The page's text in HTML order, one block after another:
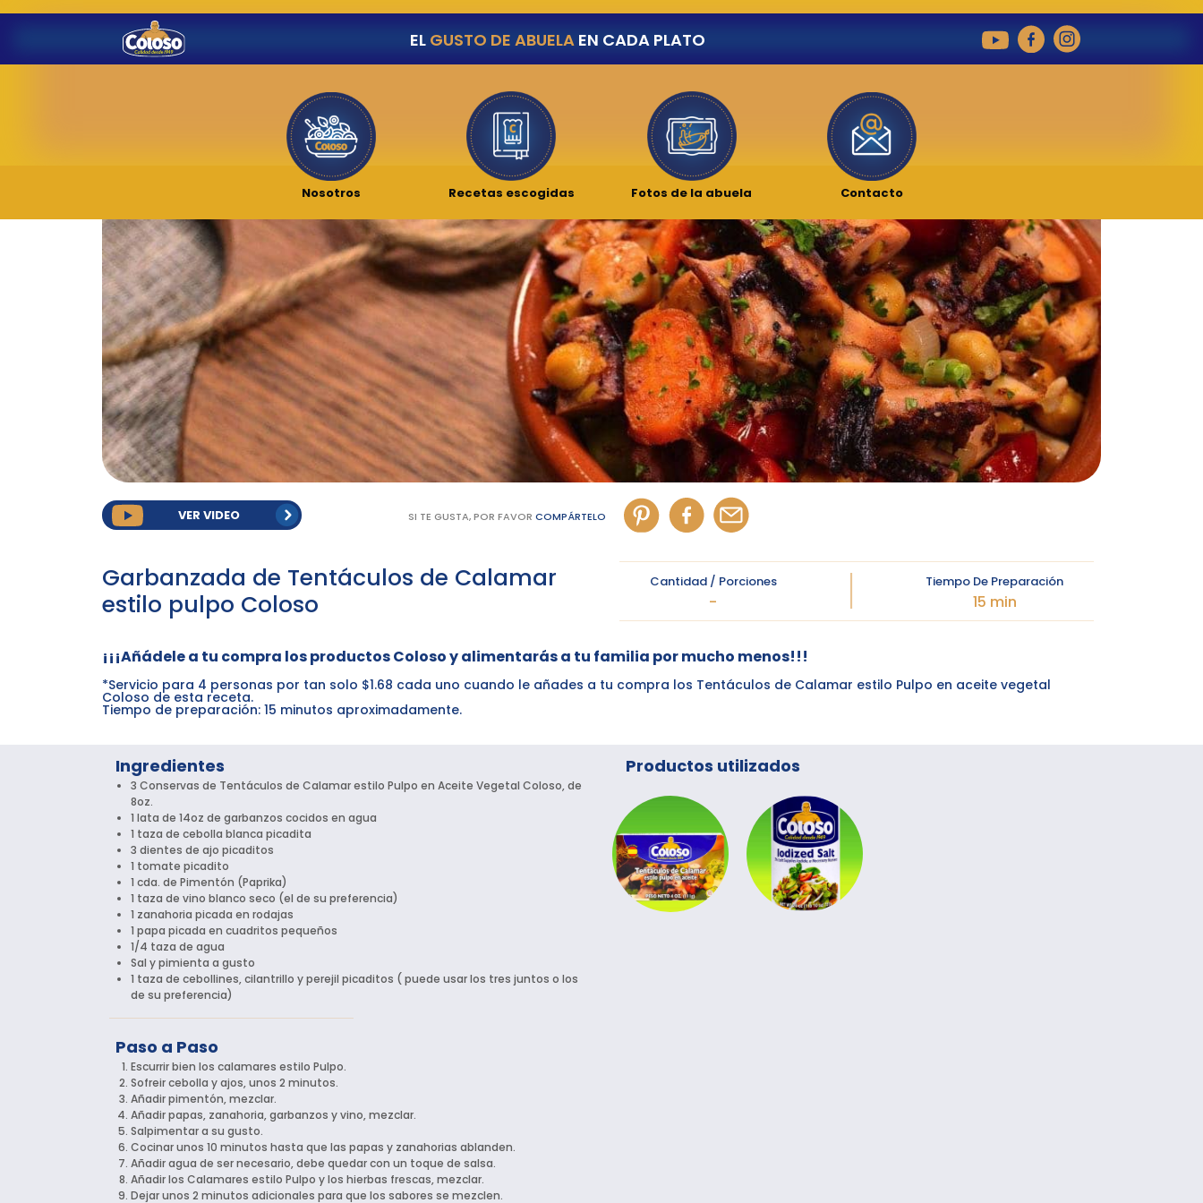
EL GUSTO DE ABUELAEN CADA PLATO
Nosotros Recetas escogidas Fotos de la abuela Contacto
VER VIDEO SI TE GUSTA, POR FAVOR COMPÁRTELO
Garbanzada de Tentáculos de Calamar
estilo pulpo Coloso
Cantidad / Porciones
-
Tiempo De Preparación
15 min
¡¡¡Añádele a tu compra los productos Coloso y alimentarás a tu familia por mucho menos!!!
*Servicio para 4 personas por tan solo $1.68 cada uno cuando le añades a tu compra los Tentáculos de Calamar estilo Pulpo en aceite vegetal
Coloso de esta receta.
Tiempo de preparación: 15 minutos aproximadamente.
Ingredientes
3 Conservas de Tentáculos de Calamar estilo Pulpo en Aceite Vegetal Coloso, de
8oz.
1 lata de 14oz de garbanzos cocidos en agua
1 taza de cebolla blanca picadita
3 dientes de ajo picaditos
1 tomate picadito
1 cda. de Pimentón (Paprika)
1 taza de vino blanco seco (el de su preferencia)
1 zanahoria picada en rodajas
1 papa picada en cuadritos pequeños
1/4 taza de agua
Sal y pimienta a gusto
1 taza de cebollines, cilantrillo y perejil picaditos ( puede usar los tres juntos o los
de su preferencia)
Paso a Paso
Escurrir bien los calamares estilo Pulpo.
Sofreir cebolla y ajos, unos 2 minutos.
Añadir pimentón, mezclar.
Añadir papas, zanahoria, garbanzos y vino, mezclar.
Salpimentar a su gusto.
Cocinar unos 10 minutos hasta que las papas y zanahorias ablanden.
Añadir agua de ser necesario, debe quedar con un toque de salsa.
Añadir los Calamares estilo Pulpo y los hierbas frescas, mezclar.
Dejar unos 2 minutos adicionales para que los sabores se mezclen.
Productos utilizados